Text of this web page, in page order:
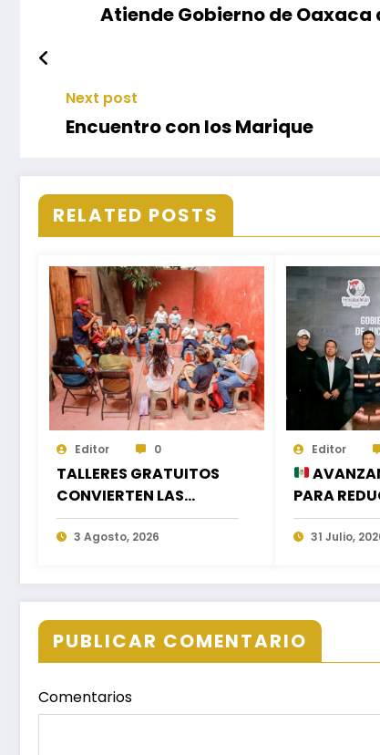
Atiende Gobierno de
Next post
Encuentro con los Marique
RELATED POSTS
Editor 0
TALLERES GRATUITOS
CONVIERTEN LAS
VACACIONES EN
NUEVOS APRENDIZAJES
3 Agosto, 2026
Editor
PARA
LA31 Julio,
PUBLICAR COMENTARIO
Comentarios